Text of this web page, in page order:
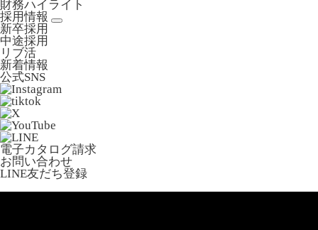
財務ハイライト
採用情報
新卒採用
中途採用
リブ活
新着情報
公式SNS
電子カタログ請求
お問い合わせ
LINE友だち登録